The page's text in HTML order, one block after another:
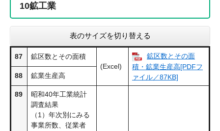
10鉱工業
表のサイズを切り替える
87
鉱区数とその面積
(Excel)
鉱区数とその面
積・鉱業生産高[PDFフ
ァイル／87KB]
88 鉱業生産高
89
昭和40年工業統計
調査結果
（1）年次別にみる
事業所数、従業者